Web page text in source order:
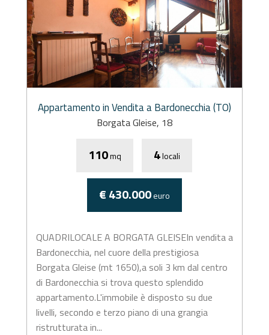
Appartamento in Vendita a Bardonecchia (TO)
Borgata Gleise, 18
110mq 4locali
€ 430.000euro
QUADRILOCALE A BORGATA GLEISEIn vendita a
Bardonecchia, nel cuore della prestigiosa
Borgata Gleise (mt 1650),a soli 3 km dal centro
di Bardonecchia si trova questo splendido
appartamento.L'immobile è disposto su due
livelli, secondo e terzo piano di una grangia
ristrutturata in...